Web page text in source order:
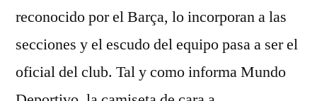
reconocido por el Barça, lo incorporan a las
secciones y el escudo del equipo pasa a ser el
oficial del club. Tal y como informa Mundo